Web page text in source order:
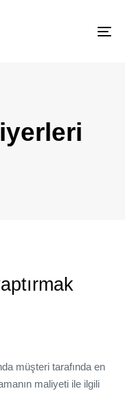
müşteri tarafında en
maliyeti ile ilgili